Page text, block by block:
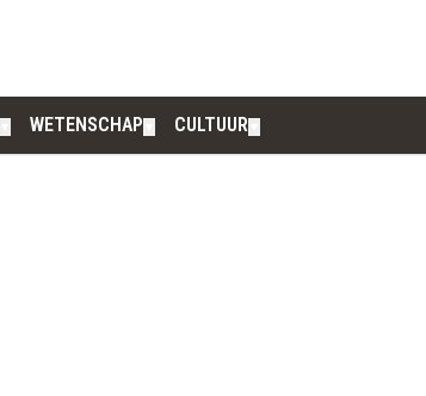
WETENSCHAP CULTUUR